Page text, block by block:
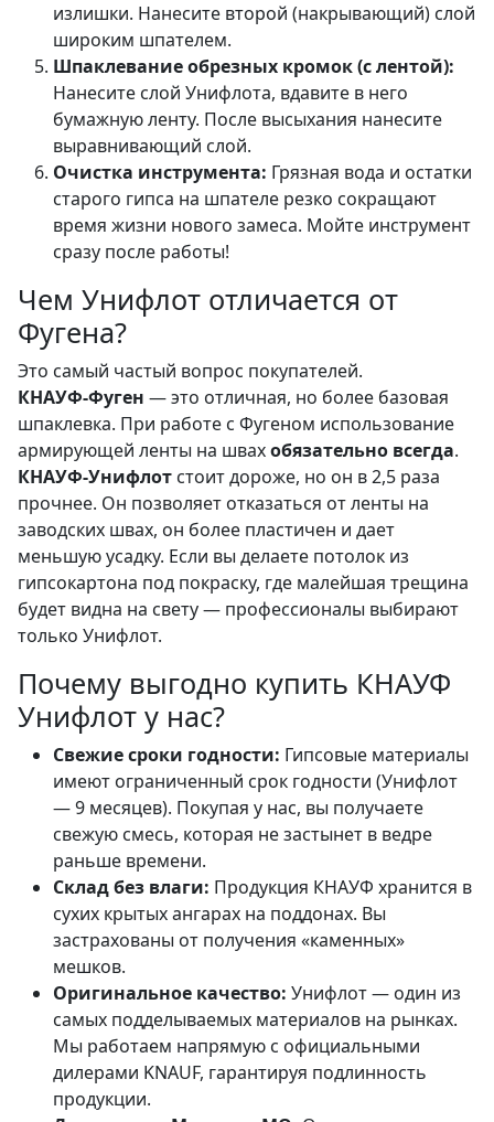
излишки. Нанесите второй (накрывающий) слой
широким шпателем.
Шпаклевание обрезных кромок (с лентой):
Нанесите слой Унифлота, вдавите в него
бумажную ленту. После высыхания нанесите
выравнивающий слой.
Очистка инструмента: Грязная вода и остатки
старого гипса на шпателе резко сокращают
время жизни нового замеса. Мойте инструмент
сразу после работы!
Чем Унифлот отличается от
Фугена?
Это самый частый вопрос покупателей.
КНАУФ-Фуген — это отличная, но более базовая
шпаклевка. При работе с Фугеном использование
армирующей ленты на швахобязательно всегда.
КНАУФ-Унифлот стоит дороже, но он в 2,5 раза
прочнее. Он позволяет отказаться от ленты на
заводских швах, он более пластичен и дает
меньшую усадку. Если вы делаете потолок из
гипсокартона под покраску, где малейшая трещина
будет видна на свету — профессионалы выбирают
только Унифлот.
Почему выгодно купить КНАУФ
Унифлот у нас?
Свежие сроки годности: Гипсовые материалы
имеют ограниченный срок годности (Унифлот
— 9 месяцев). Покупая у нас, вы получаете
свежую смесь, которая не застынет в ведре
раньше времени.
Склад без влаги: Продукция КНАУФ хранится в
сухих крытых ангарах на поддонах. Вы
застрахованы от получения «каменных»
мешков.
Оригинальное качество: Унифлот — один из
самых подделываемых материалов на рынках.
Мы работаем напрямую с официальными
дилерами KNAUF, гарантируя подлинность
продукции.